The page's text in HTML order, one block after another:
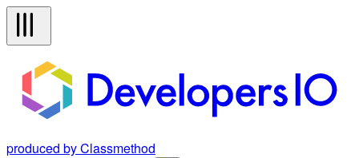
produced by Classmethod